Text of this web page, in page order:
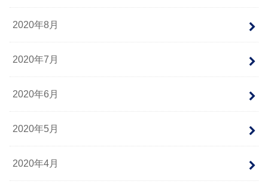
2020年8月
2020年7月
2020年6月
2020年5月
2020年4月